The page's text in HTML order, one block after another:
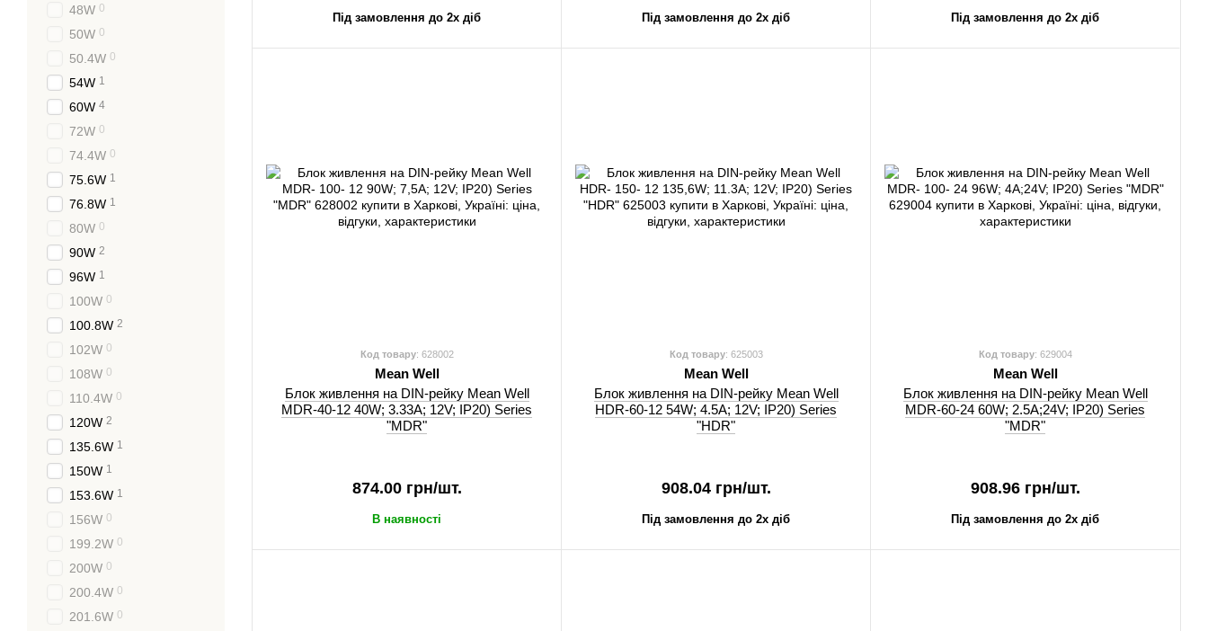
Під замовлення до 2х діб Під замовлення до 2х діб Під замовлення до 2х діб
Код товару: 628002
Mean Well
Блок живлення на DIN-рейку Mean Well
MDR-40-12 40W; 3.33A; 12V; IP20) Series
"MDR"
874.00 грн/шт.
В наявності
Код товару: 625003
Mean Well
Блок живлення на DIN-рейку Mean Well
HDR-60-12 54W; 4.5A; 12V; IP20) Series
"HDR"
908.04 грн/шт.
Під замовлення до 2х діб
Код товару: 629004
Mean Well
Блок живлення на DIN-рейку Mean Well
MDR-60-24 60W; 2.5A;24V; IP20) Series
"MDR"
908.96 грн/шт.
Під замовлення до 2х діб
48W 0
50W 0
50.4W 0
54W 1
60W 4
72W 0
74.4W 0
75.6W 1
76.8W 1
80W 0
90W 2
96W 1
100W 0
100.8W 2
102W 0
108W 0
110.4W 0
120W 2
135.6W 1
150W 1
153.6W 1
156W 0
199.2W 0
200W 0
200.4W 0
201.6W 0